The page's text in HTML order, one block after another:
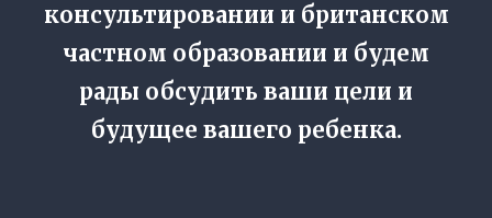
консультировании и британском
частном образовании и будем
рады обсудить ваши цели и
будущее вашего ребенка.